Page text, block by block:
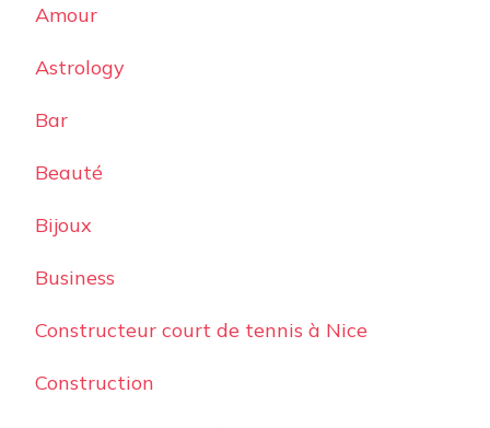
Amour
Astrology
Bar
Beauté
Bijoux
Business
Constructeur court de tennis à Nice
Construction